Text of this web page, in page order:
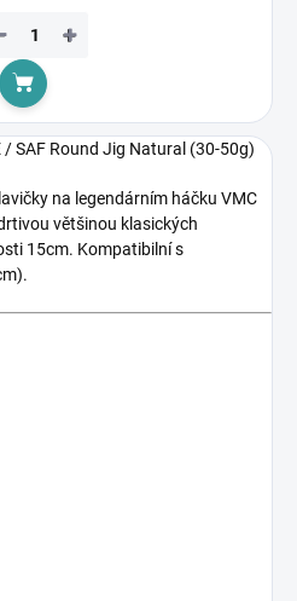
+
Do košíku
/ SAF Round Jig Natural (30-50g)
na legendárním háčku VMC
většinou klasických
15cm. Kompatibilní s